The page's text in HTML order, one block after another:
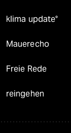
klima update°
Mauerecho
Freie Rede
reingehen